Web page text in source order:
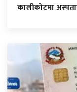
कालीकोटमा